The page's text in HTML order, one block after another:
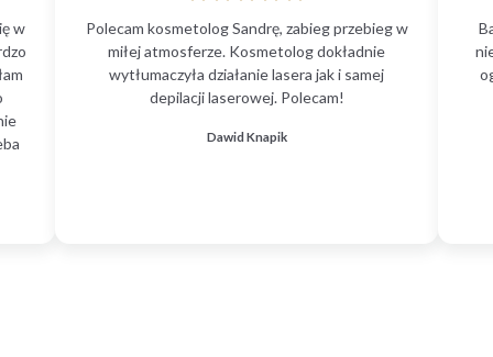
w
Polecam kosmetolog Sandrę, zabieg przebieg w
miłej atmosferze. Kosmetolog dokładnie
wytłumaczyła działanie lasera jak i samej
depilacji laserowej. Polecam!
Dawid Knapik